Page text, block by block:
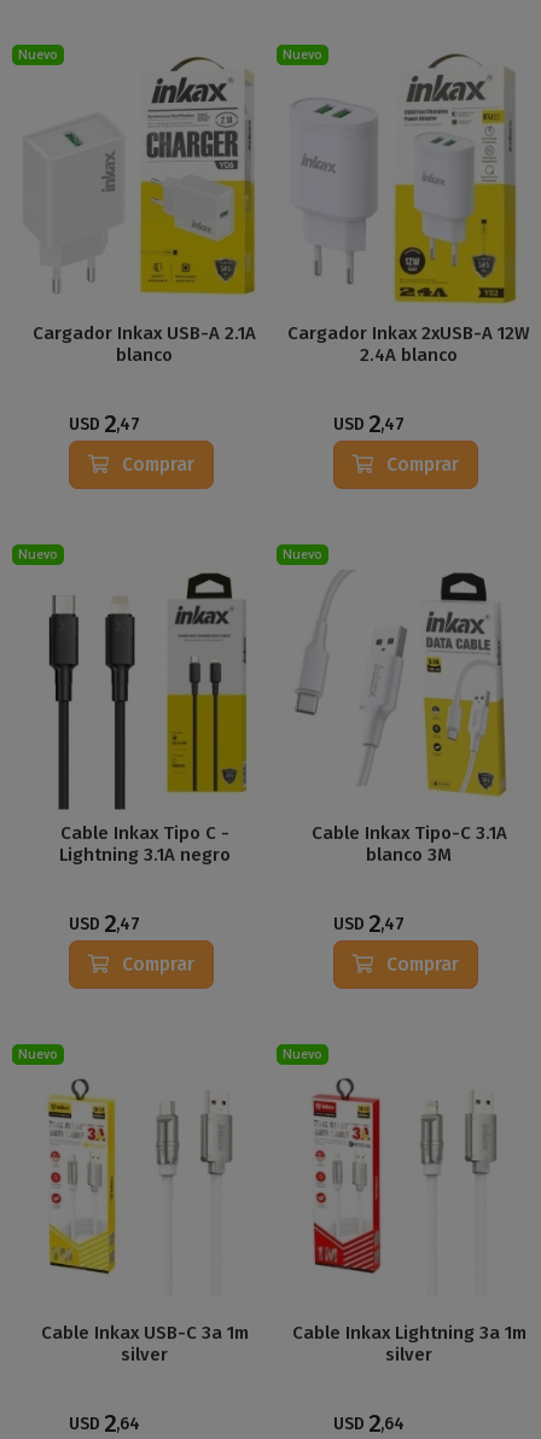
Nuevo
Cargador Inkax USB-A 2.1A
blanco
USD 2,47
Comprar
Nuevo
Cargador Inkax 2xUSB-A 12W
2.4A blanco
USD 2,47
Comprar
Nuevo
Cable Inkax Tipo C -
Lightning 3.1A negro
USD 2,47
Comprar
Nuevo
Cable Inkax Tipo-C 3.1A
blanco 3M
USD 2,47
Comprar
Nuevo
Cable Inkax USB-C 3a 1m
silver
USD 2,64
Nuevo
Cable Inkax Lightning 3a 1m
silver
USD 2,64